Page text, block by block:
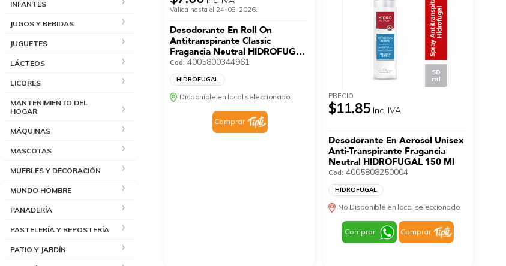
INFANTES
JUGOS Y BEBIDAS
JUGUETES
LÁCTEOS
LICORES
MANTENIMIENTO DEL
HOGAR
MÁQUINAS
MASCOTAS
MUEBLES Y DECORACIÓN
MUNDO HOMBRE
PANADERÍA
PASTELERÍA Y REPOSTERÍA
PATIO Y JARDÍN
Válida hasta el 24-08-2026.
Desodorante En Roll On
Antitranspirante Classic
Fragancia Neutral HIDROFUGAL
50 Ml
Cod: 4005800344961
HIDROFUGAL
Disponible en local seleccionado
Comprar
PRECIO
$11.85 Inc. IVA
Desodorante En Aerosol Unisex
Anti-Transpirante Fragancia
Neutral HIDROFUGAL 150 Ml
Cod: 4005808250004
HIDROFUGAL
No Disponible en local seleccionado
Comprar Comprar